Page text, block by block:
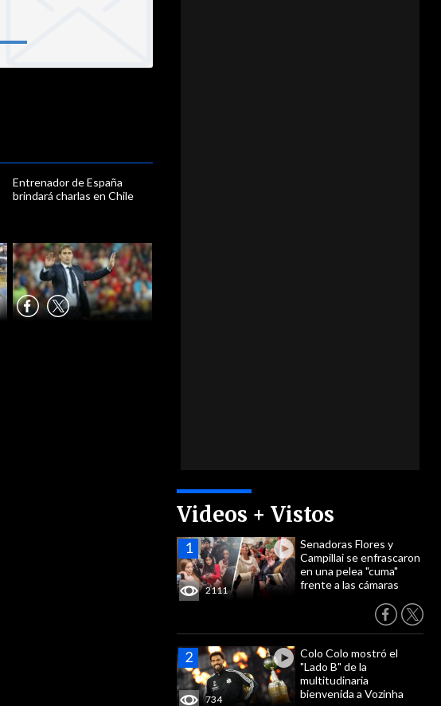
Videos + Vistos
2111
Senadoras Flores y
Campillai se enfrascaron
en una pelea "cuma"
frente a las cámaras
734
Colo Colo mostró el
"Lado B" de la
multitudinaria
bienvenida a Vozinha
Entrenador de España
brindará charlas en Chile